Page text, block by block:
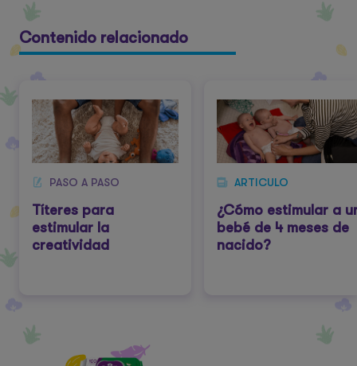
Contenido relacionado
PASO A PASO
Títeres para
estimular la
creatividad
ARTICULO
¿Cómo estimular a
bebé de 4 meses de
nacido?